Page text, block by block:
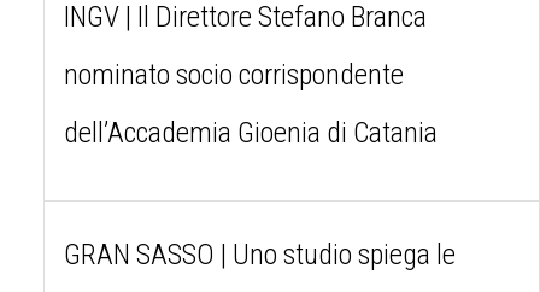
INGV | Il Direttore Stefano Branca
nominato socio corrispondente
dell’Accademia Gioenia di Catania
GRAN SASSO | Uno studio spiega le